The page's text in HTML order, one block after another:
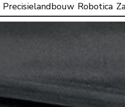
Precisielandbouw Robotica